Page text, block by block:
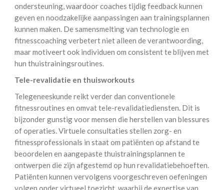
ondersteuning, waardoor coaches tijdig feedback kunnen
geven en noodzakelijke aanpassingen aan trainingsplannen
kunnen maken. De samensmelting van technologie en
fitnesscoaching verbetert niet alleen de verantwoording,
maar motiveert ook individuen om consistent te blijven met
hun thuistrainingsroutines.
Tele-revalidatie en thuisworkouts
Telegeneeskunde reikt verder dan conventionele
fitnessroutines en omvat tele-revalidatiediensten. Dit is
bijzonder gunstig voor mensen die herstellen van blessures
of operaties. Virtuele consultaties stellen zorg- en
fitnessprofessionals in staat om patiënten op afstand te
beoordelen en aangepaste thuistrainingsplannen te
ontwerpen die zijn afgestemd op hun revalidatiebehoeften.
Patiënten kunnen vervolgens voorgeschreven oefeningen
volgen onder virtueel toezicht, waarbij de expertise van